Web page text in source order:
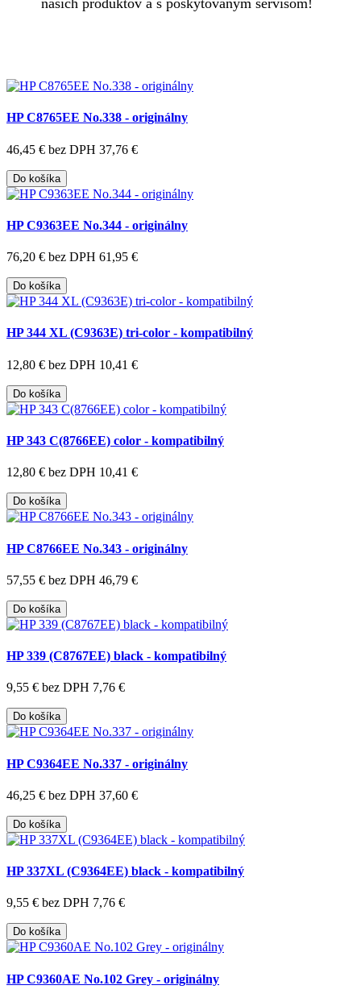
našich produktov a s poskytovaným servisom!
HP C8765EE No.338 - originálny
46,45 € bez DPH 37,76 €
Do košíka
HP C9363EE No.344 - originálny
76,20 € bez DPH 61,95 €
Do košíka
HP 344 XL (C9363E) tri-color - kompatibilný
12,80 € bez DPH 10,41 €
Do košíka
HP 343 C(8766EE) color - kompatibilný
12,80 € bez DPH 10,41 €
Do košíka
HP C8766EE No.343 - originálny
57,55 € bez DPH 46,79 €
Do košíka
HP 339 (C8767EE) black - kompatibilný
9,55 € bez DPH 7,76 €
Do košíka
HP C9364EE No.337 - originálny
46,25 € bez DPH 37,60 €
Do košíka
HP 337XL (C9364EE) black - kompatibilný
9,55 € bez DPH 7,76 €
Do košíka
HP C9360AE No.102 Grey - originálny